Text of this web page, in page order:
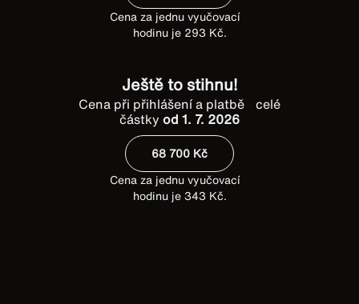
Cena za jednu vyučovací
hodinu je 293 Kč.
Ještě to stihnu!
Cena při přihlášení a platbě celé
částky od 1. 7. 2026
68 700 Kč
Cena za jednu vyučovací
hodinu je 343 Kč.